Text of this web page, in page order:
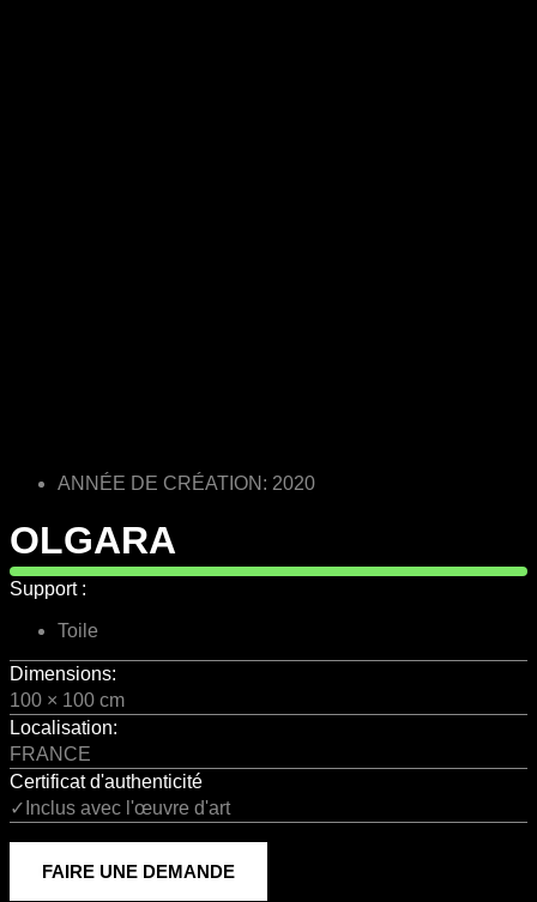
ANNÉE DE CRÉATION: 2020
OLGARA
Support :
Toile
Dimensions:
100 × 100 cm
Localisation:
FRANCE
Certificat d'authenticité
✓Inclus avec l'œuvre d'art
FAIRE UNE DEMANDE